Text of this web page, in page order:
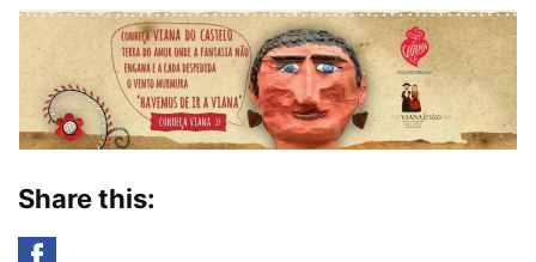
Share this: